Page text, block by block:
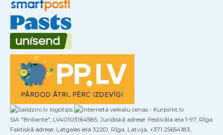
SIA "Brillante", LV40103164585, Juridiskā adrese: Festivāla iela 1-97, Rīga
Faktiskā adrese: Latgales iela 322D, Rīga, Latvija, +371 25654183,